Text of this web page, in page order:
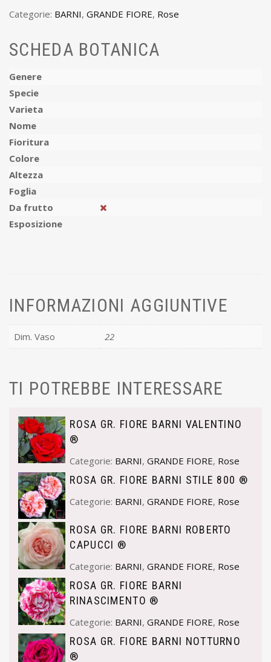
Categorie: BARNI, GRANDE FIORE, Rose
SCHEDA BOTANICA
Genere
Specie
Varieta
Nome
Fioritura
Colore
Altezza
Foglia
Da frutto
Esposizione
INFORMAZIONI AGGIUNTIVE
Dim. Vaso 22
TI POTREBBE INTERESSARE
ROSA GR. FIORE BARNI VALENTINO
®
Categorie: BARNI,GRANDE FIORE, Rose
ROSA GR. FIORE BARNI STILE 800 ®
Categorie: BARNI,GRANDE FIORE, Rose
ROSA GR. FIORE BARNI ROBERTO
CAPUCCI ®
Categorie: BARNI,GRANDE FIORE, Rose
ROSA GR. FIORE BARNI
RINASCIMENTO ®
Categorie: BARNI,GRANDE FIORE, Rose
ROSA GR. FIORE BARNI NOTTURNO
®